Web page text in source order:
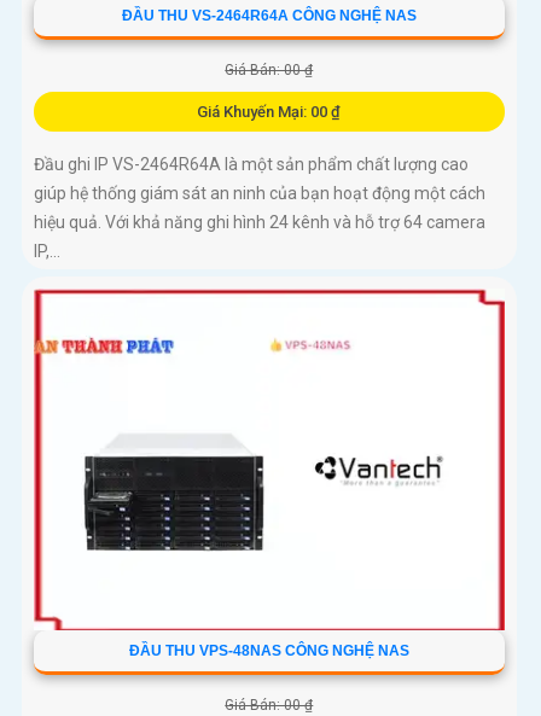
ĐẦU THU VS-2464R64A CÔNG NGHỆ NAS
Giá Bán: 00 ₫
Giá Khuyến Mại: 00 ₫
Đầu ghi IP VS-2464R64A là một sản phẩm chất lượng cao
giúp hệ thống giám sát an ninh của bạn hoạt động một cách
hiệu quả. Với khả năng ghi hình 24 kênh và hỗ trợ 64 camera
IP,...
ĐẦU THU VPS-48NAS CÔNG NGHỆ NAS
Giá Bán: 00 ₫